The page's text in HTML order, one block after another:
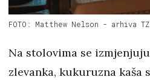
FOTO: Matthew Nelson - arhiva
Na stolovima se
zlevanka, kukuruzna kaša